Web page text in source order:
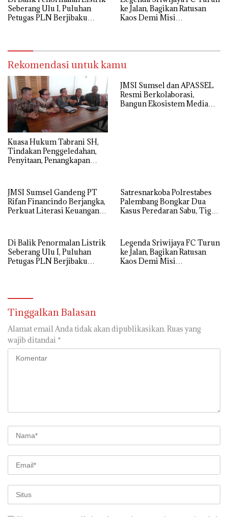
Seberang Ulu I, Puluhan
Petugas PLN Berjibaku
ke Jalan, Bagikan Ratusan
Kaos Demi Misi
Rekomendasi untuk kamu
‎Kuasa Hukum Tabrani SH,
Tindakan Penggeledahan,
Penyitaan, Penangkapan
Melalui Mekanisme
Praperadilan
JMSI Sumsel dan APASSEL
Resmi Berkolaborasi,
Bangun Ekosistem Media
JMSI Sumsel Gandeng PT
Rifan Financindo Berjangka,
Perkuat Literasi Keuangan
Satresnarkoba Polrestabes
Palembang Bongkar Dua
Kasus Peredaran Sabu, Tiga
Di Balik Penormalan Listrik
Seberang Ulu I, Puluhan
Petugas PLN Berjibaku
Legenda Sriwijaya FC Turun
ke Jalan, Bagikan Ratusan
Kaos Demi Misi
Tinggalkan Balasan
Alamat email Anda tidak akan dipublikasikan. Ruas yang
wajib ditandai *